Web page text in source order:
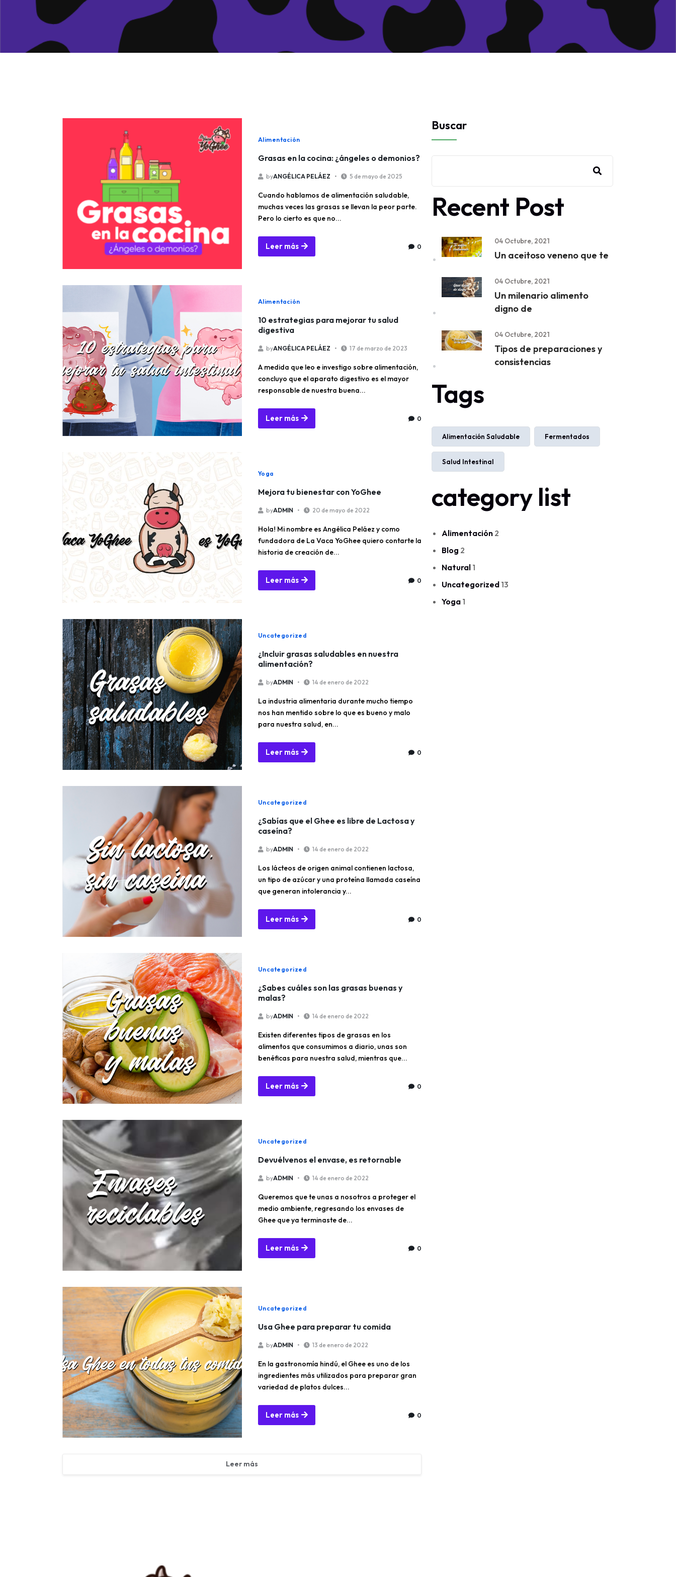
Alimentación
Grasas en la cocina: ¿ángeles o demonios?
byANGÉLICA PELÁEZ 5 de mayo de 2025
Cuando hablamos de alimentación saludable,
muchas veces las grasas se llevan la peor parte.
Pero lo cierto es que no...
Leer más 0
Alimentación
10 estrategias para mejorar tu salud
digestiva
byANGÉLICA PELÁEZ 17 de marzo de 2023
A medida que leo e investigo sobre alimentación,
concluyo que el aparato digestivo es el mayor
responsable de nuestra buena...
Leer más 0
Yoga
Mejora tu bienestar con YoGhee
byADMIN 20 de mayo de 2022
Hola! Mi nombre es Angélica Peláez y como
fundadora de La Vaca YoGhee quiero contarte la
historia de creación de...
Leer más 0
Uncategorized
¿Incluir grasas saludables en nuestra
alimentación?
byADMIN 14 de enero de 2022
La industria alimentaria durante mucho tiempo
nos han mentido sobre lo que es bueno y malo
para nuestra salud, en...
Leer más 0
Uncategorized
¿Sabías que el Ghee es libre de Lactosa y
caseína?
byADMIN 14 de enero de 2022
Los lácteos de origen animal contienen lactosa,
un tipo de azúcar y una proteína llamada caseína
que generan intolerancia y...
Leer más 0
Uncategorized
¿Sabes cuáles son las grasas buenas y
malas?
byADMIN 14 de enero de 2022
Existen diferentes tipos de grasas en los
alimentos que consumimos a diario, unas son
benéficas para nuestra salud, mientras que...
Leer más 0
Uncategorized
Devuélvenos el envase, es retornable
byADMIN 14 de enero de 2022
Queremos que te unas a nosotros a proteger el
medio ambiente, regresando los envases de
Ghee que ya terminaste de...
Leer más 0
Uncategorized
Usa Ghee para preparar tu comida
byADMIN 13 de enero de 2022
En la gastronomía hindú, el Ghee es uno de los
ingredientes más utilizados para preparar gran
variedad de platos dulces...
Leer más 0
Leer más
Buscar
Recent Post
04 Octubre, 2021
Un aceitoso veneno que te
04 Octubre, 2021
Un milenario alimento
digno de
04 Octubre, 2021
Tipos de preparaciones y
consistencias
Tags
Alimentación Saludable Fermentados
Salud Intestinal
category list
Alimentación 2
Blog 2
Natural 1
Uncategorized 13
Yoga 1